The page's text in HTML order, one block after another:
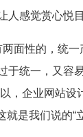
人感觉赏心悦目
面性的，统一
于统一，又容
，企业网站设
是我们说的“立